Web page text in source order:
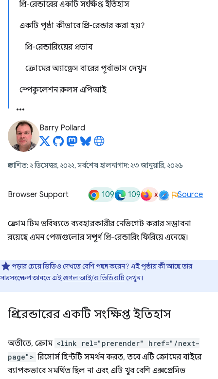
প্রি-রেন্ডারের একটি সংক্ষিপ্ত ইতিহাস
একটি পৃষ্ঠা কীভাবে প্রি-রেন্ডার করা হয়?
প্রি-রেন্ডারিংয়ের প্রভাব
ক্রোমের অ্যাড্রেস বারের পূর্বাভাস দেখুন
স্পেকুলেশন রুলস এপিআই
Barry Pollard
প্রকাশিত: ২ ডিসেম্বর, ২০২২, সর্বশেষ হালনাগাদ: ২৩ জানুয়ারি, ২০২৬
Browser Support 109 109 x Source
ক্রোম টিম ভবিষ্যতে ব্যবহারকারীর নেভিগেট করার সম্ভাবনা
রয়েছে এমন পেজগুলোর সম্পূর্ণ প্রি-রেন্ডারিং ফিরিয়ে এনেছে।
পড়ার চেয়ে ভিডিও দেখতে বেশি পছন্দ করেন? এই পৃষ্ঠায় কী আছে তার
সারসংক্ষেপ জানতে এইগুগল আই/ও ভিডিওটিদেখুন।
প্রি-রেন্ডারের একটি সংক্ষিপ্ত ইতিহাস
অতীতে, ক্রোম <link rel="prerender" href="/next-
page"> রিসোর্স হিন্টটি সমর্থন করত, তবে এটি ক্রোমের বাইরে
ব্যাপকভাবে সমর্থিত ছিল না এবং এটি খুব বেশি এক্সপ্রেসিভ